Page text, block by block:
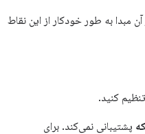
مبدا به طور خودکار از این نقاط
کنید.
پشتیبانی نمی‌کند. برای